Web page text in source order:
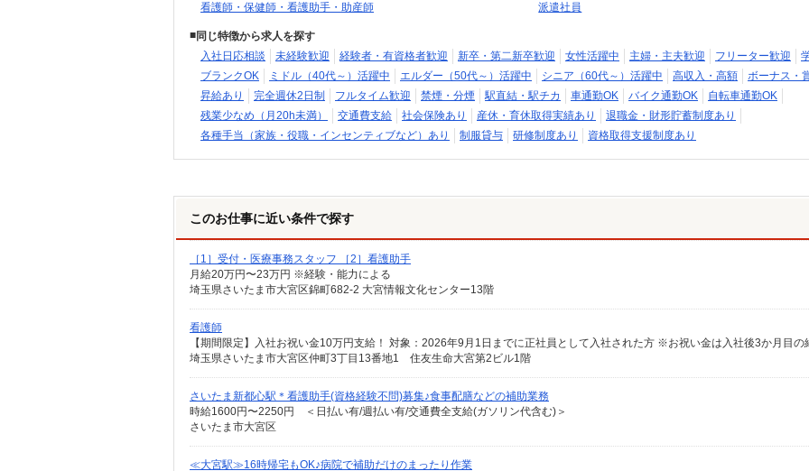
看護師・保健師・看護助手・助産師
派遣社員
同じ特徴から求人を探す
入社日応相談
未経験歓迎 経験者・有資格者歓迎 新卒・第二新卒歓迎 女性活躍中 主婦・主夫歓迎 フリーター歓迎
ブランクOK
ミドル（40代～）活躍中 エルダー（50代～）活躍中 シニア（60代～）活躍中 高収入・高額
ボーナス・
昇給あり
完全週休2日制 フルタイム歓迎 禁煙・分煙 駅直結・駅チカ 車通勤OK バイク通勤OK
自転車通勤OK
残業少なめ（月20h未満）
交通費支給 社会保険あり 産休・育休取得実績あり
退職金・財形貯蓄制度あり
各種手当（家族・役職・インセンティブなど）あり
制服貸与 研修制度あり 資格取得支援制度あり
このお仕事に近い条件で探す
［1］受付・医療事務スタッフ ［2］看護助手
月給20万円〜23万円 ※経験・能力による
埼玉県さいたま市大宮区錦町682-2 大宮情報文化センター13階
看護師
埼玉県さいたま市大宮区仲町3丁目13番地1 住友生命大宮第2ビル1階
さいたま新都心駅＊看護助手(資格経験不問)募集♪食事配膳などの補助業務
時給1600円〜2250円 ＜日払い有/週払い有/交通費全支給(ガソリン代含む)＞
さいたま市大宮区
≪大宮駅≫16時帰宅もOK♪病院で補助だけのまったり作業